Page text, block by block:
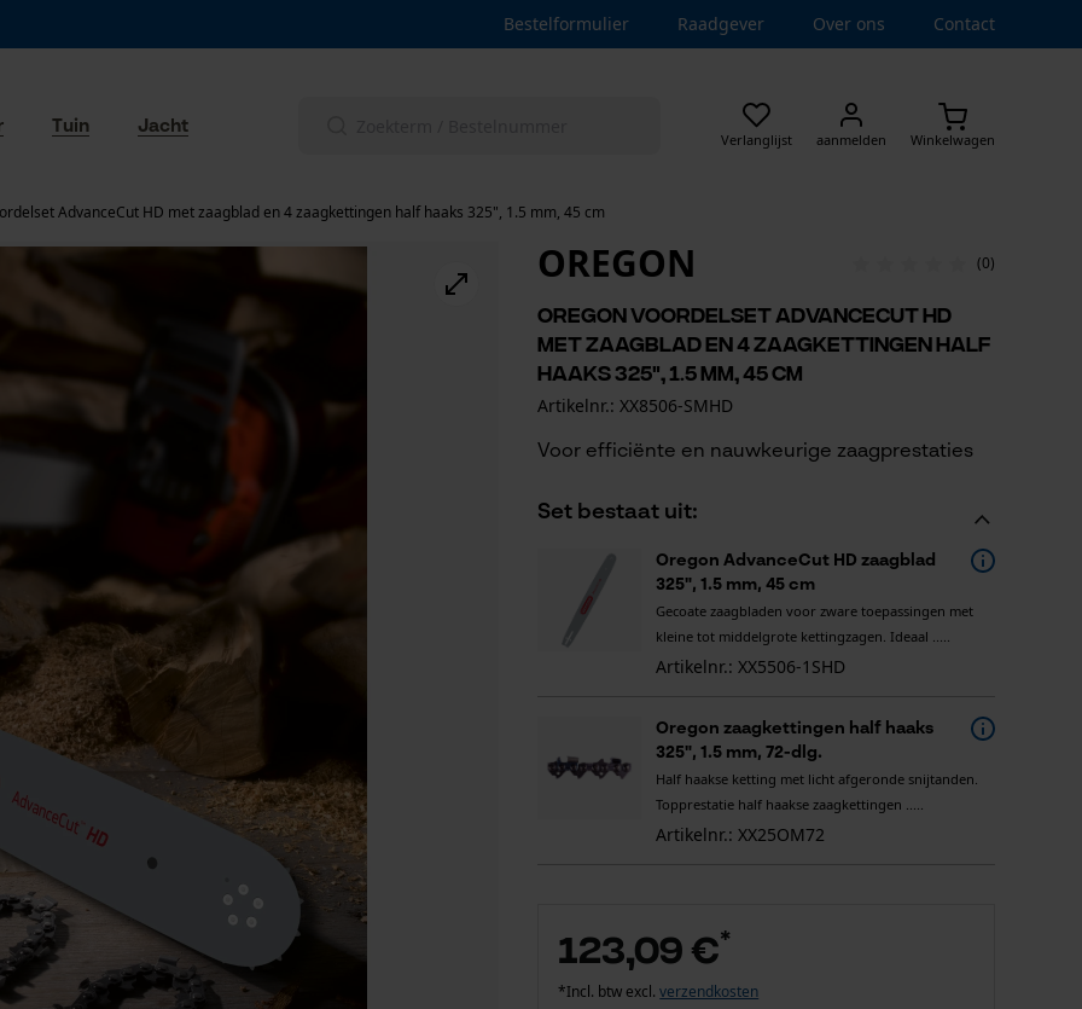
Bestelformulier Raadgever Over ons Contact
Verlanglijst aanmelden Winkelwagen
Tuin Jacht
AdvanceCut HD met zaagblad en 4 zaagkettingen half haaks 325", 1.5 mm, 45 cm
OREGON (0)
Oregon voordelset AdvanceCut HD
met zaagblad en 4 zaagkettingen half
haaks 325", 1.5 mm, 45 cm
Artikelnr.: XX8506-SMHD
Voor efficiënte en nauwkeurige zaagprestaties
Set bestaat uit:
Oregon AdvanceCut HD zaagblad
325", 1.5 mm, 45 cm
Gecoate zaagbladen voor zware toepassingen met
kleine tot middelgrote kettingzagen. Ideaal .....
Artikelnr.: XX5506-1SHD
Oregon zaagkettingen half haaks
325", 1.5 mm, 72-dlg.
Half haakse ketting met licht afgeronde snijtanden.
Topprestatie half haakse zaagkettingen .....
Artikelnr.: XX25OM72
123,09 €*
*Incl. btw excl.verzendkosten